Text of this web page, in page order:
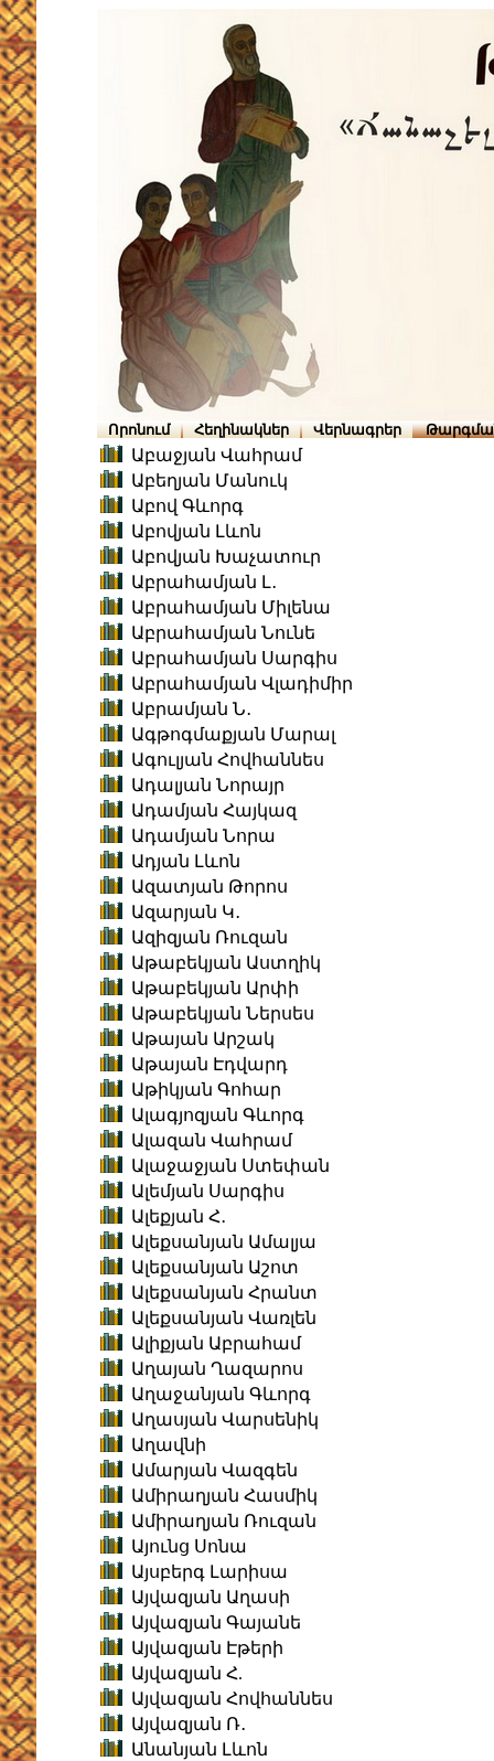
Որոնում Հեղինակներ Վերնագրեր
Աբաջյան Վահրամ
Աբեղյան Մանուկ
Աբով Գևորգ
Աբովյան Լևոն
Աբովյան Խաչատուր
Աբրահամյան Լ․
Աբրահամյան Միլենա
Աբրահամյան Նունե
Աբրահամյան Սարգիս
Աբրահամյան Վլադիմիր
Աբրամյան Ն․
Ագթոգմաքյան Մարալ
Ագուլյան Հովհաննես
Ադալյան Նորայր
Ադամյան Հայկազ
Ադամյան Նորա
Ադյան Լևոն
Ազատյան Թորոս
Ազարյան Կ․
Ազիզյան Ռուզան
Աթաբեկյան Աստղիկ
Աթաբեկյան Արփի
Աթաբեկյան Ներսես
Աթայան Արշակ
Աթայան Էդվարդ
Աթիկյան Գոհար
Ալագյոզյան Գևորգ
Ալազան Վահրամ
Ալաջաջյան Ստեփան
Ալեմյան Սարգիս
Ալեքյան Հ․
Ալեքսանյան Ամալյա
Ալեքսանյան Աշոտ
Ալեքսանյան Հրանտ
Ալեքսանյան Վառլեն
Ալիքյան Աբրահամ
Աղայան Ղազարոս
Աղաջանյան Գևորգ
Աղասյան Վարսենիկ
Աղավնի
Ամարյան Վազգեն
Ամիրաղյան Հասմիկ
Ամիրաղյան Ռուզան
Այունց Սոնա
Այսբերգ Լարիսա
Այվազյան Աղասի
Այվազյան Գայանե
Այվազյան Էթերի
Այվազյան Հ.
Այվազյան Հովհաննես
Այվազյան Ռ․
Անանյան Լևոն